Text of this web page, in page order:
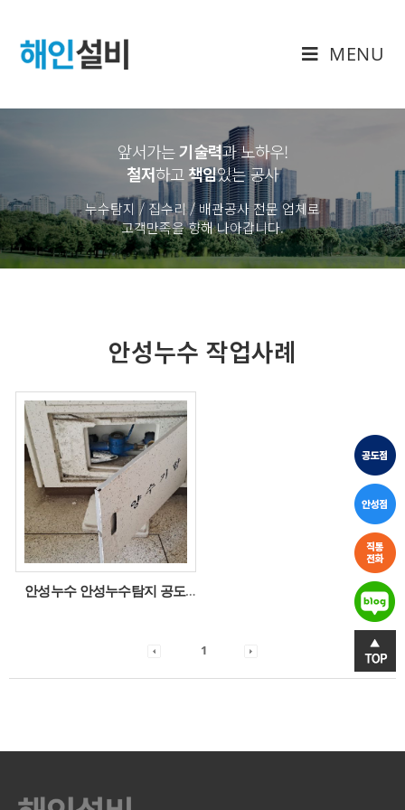
MENU
앞서가는기술력과 노하우!
철저하고책임있는 공사
누수탐지 / 집수리 / 배관공사 전문 업체로
고객만족을 향해 나아갑니다.
안성누수 작업사례
안성누수 안성누수탐지 공도누수 수도계량기 뒷쪽 누수
1